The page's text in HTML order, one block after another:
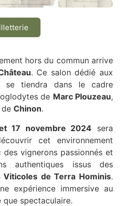
hors du commun arrive
. Ce salon dédié aux
se tiendra dans le cadre
de Marc Plouzeau,
Chinon.
17 novembre 2024 sera
cet environnement
des vignerons passionnés et
authentiques issus des
Viticoles de Terra Hominis.
expérience immersive au
que spectaculaire.